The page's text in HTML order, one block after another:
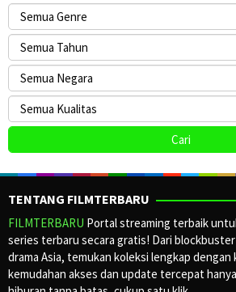
TENTANG FILMTERBARU
FILMTERBARU Portal streaming terbaik
series terbaru secara gratis! Dari
drama Asia, temukan koleksi lengkap dengan
kemudahan akses dan update tercepat